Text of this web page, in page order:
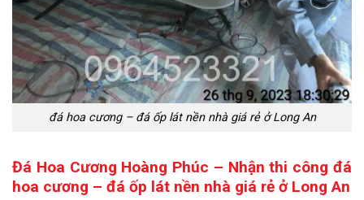
đá hoa cương – đá ốp lát nền nhà giá rẻ ở Long An
Đá Hoa Cương Hoàng Phúc – Nhận thi công đá
hoa cương – đá ốp lát nền nhà giá rẻ ở Long An